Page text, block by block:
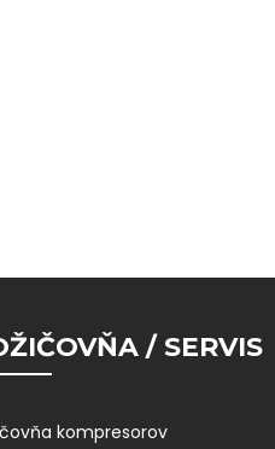
/ SERVIS
kompresorov